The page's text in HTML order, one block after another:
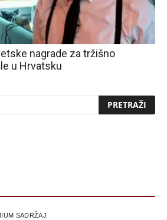
nagrade za tržišno
u Hrvatsku
SADRŽAJ